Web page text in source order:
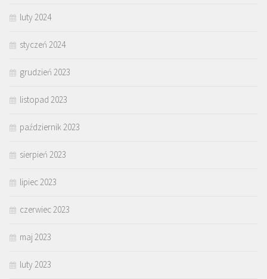
luty 2024
styczeń 2024
grudzień 2023
listopad 2023
październik 2023
sierpień 2023
lipiec 2023
czerwiec 2023
maj 2023
luty 2023